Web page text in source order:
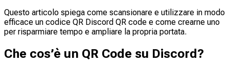
Questo articolo spiega come scansionare e utilizzare in modo
efficace un codice QR Discord QR code e come crearne uno
per risparmiare tempo e ampliare la propria portata.
Che cos’è un QR Code su Discord?